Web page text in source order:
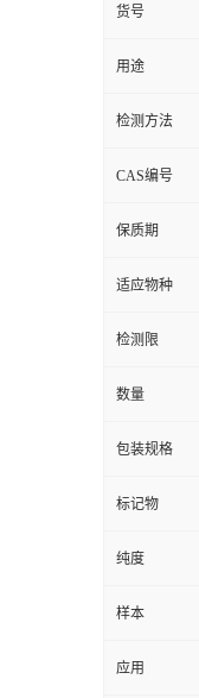
货号
用途
检测方法
CAS编号
保质期
适应物种
检测限
数量
包装规格
标记物
纯度
样本
应用